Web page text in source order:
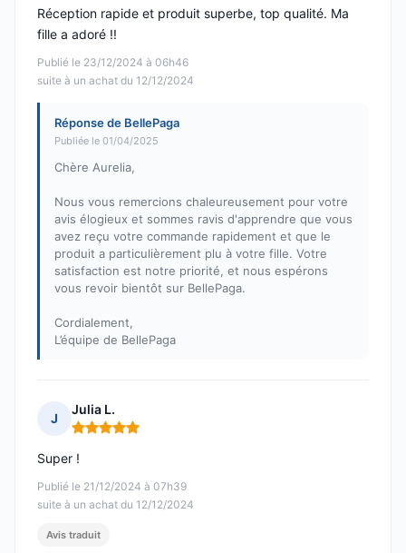
Publié le 23/12/2024 à 06h46
suite à un achat du 12/12/2024
Réception rapide et produit superbe, top qualité. Ma
fille a adoré !!
Réponse de BellePaga
Publiée le 01/04/2025
Chère Aurelia,
Nous vous remercions chaleureusement pour votre
avis élogieux et sommes ravis d'apprendre que vous
avez reçu votre commande rapidement et que le
produit a particulièrement plu à votre fille. Votre
satisfaction est notre priorité, et nous espérons
vous revoir bientôt sur BellePaga.
Cordialement,
L’équipe de BellePaga
J
Julia L.
Note : 5 sur 5
Publié le 21/12/2024 à 07h39
suite à un achat du 12/12/2024
Super !
Avis traduit